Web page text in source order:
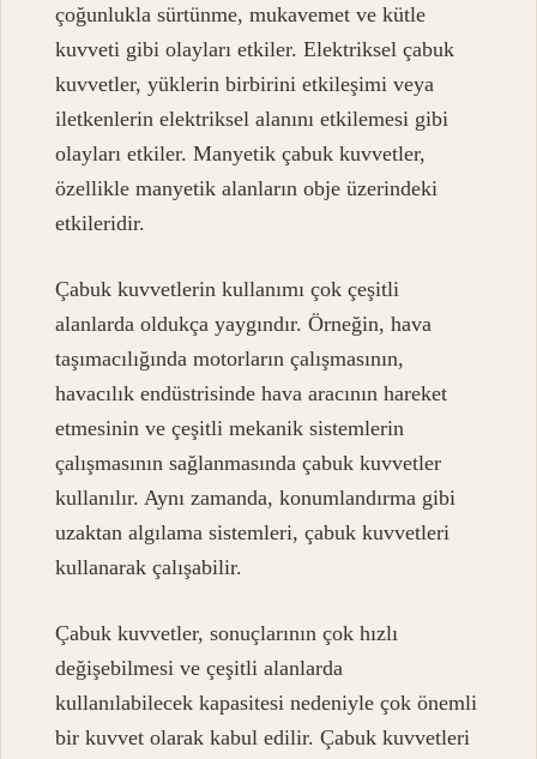
çoğunlukla sürtünme, mukavemet ve kütle
kuvveti gibi olayları etkiler. Elektriksel çabuk
kuvvetler, yüklerin birbirini etkileşimi veya
iletkenlerin elektriksel alanını etkilemesi gibi
olayları etkiler. Manyetik çabuk kuvvetler,
özellikle manyetik alanların obje üzerindeki
etkileridir.
Çabuk kuvvetlerin kullanımı çok çeşitli
alanlarda oldukça yaygındır. Örneğin, hava
taşımacılığında motorların çalışmasının,
havacılık endüstrisinde hava aracının hareket
etmesinin ve çeşitli mekanik sistemlerin
çalışmasının sağlanmasında çabuk kuvvetler
kullanılır. Aynı zamanda, konumlandırma gibi
uzaktan algılama sistemleri, çabuk kuvvetleri
kullanarak çalışabilir.
Çabuk kuvvetler, sonuçlarının çok hızlı
değişebilmesi ve çeşitli alanlarda
kullanılabilecek kapasitesi nedeniyle çok önemli
bir kuvvet olarak kabul edilir. Çabuk kuvvetleri